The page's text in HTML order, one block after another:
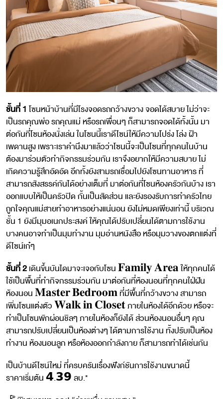
ชั้นที่ 1 โซนหน้าบ้านที่มีโรงจอดรถกว้างขวาง จอดได้สบาย ไม่ว่าจะ
เป็นรถคุณพ่อ รถคุณแม่ หรือรถเพื่อนๆ ก็สามารถจอดได้ทั้งนั้น มา
ต่อกันที่โซนห้องนั่งเล่น ในโซนนี้เราดีไซน์ให้มีความโปร่ง โล่ง ฝ้า
เพดานสูง เพราะเราคำนึงมาแล้วว่าโซนนี้จะเป็นโซนที่ทุกคนในบ้าน
ต้องมาร่วมตัวทำกิจกรรมร่วมกัน เราจึงอยากให้มีความสบาย ไม่
เกิดความรู้สึกอัดอัด อีกทั้งยังสามรถเชื่อมไปยังโซนทานอาหาร ที่
สามารถสังสรรค์กันได้อย่างเต็มที่ มาต่อกันที่โซนห้องครัวกันบ้าง เรา
ออกแบบให้เป็นครัวปิด กั้นเป็นสัดส่วน และยังรองรับการทำครัวไทย
ถูกใจคุณแม่สายทำอาหารอย่างแน่นอน ยังไม่หมดเพียงเท่านี้ บริเวณ
ชั้น 1 ยังมีมุมอเนกประสงค์ ให้คุณได้ปรับเปลี่ยนได้ตามการใช้งาน
บางคนอาจทำเป็นมุมทำงาน มุมอ่านหนังสือ หรือมุมวางของตกแต่งที่
ดีไซน์เก๋ๆ
ชั้นที่ 2เดินขึ้นบันไดมาจะเจอกับโซน 𝐅𝐚𝐦𝐢𝐥𝐲 𝐀𝐫𝐞𝐚 ให้ทุกคนได้
ใช้เป็นพื้นที่ทำกิจกรรมร่วมกัน มาต่อกันที่ห้องนอนที่ทุกคนใฝ่ฝัน
ห้องนอน 𝐌𝐚𝐬𝐭𝐞𝐫 𝐁𝐞𝐝𝐫𝐨𝐨𝐦 ที่มีพื้นที่กว้างขวาง สามารถ
เพิ่มโซนแต่งตัว 𝐖𝐚𝐥𝐤 𝐢𝐧 𝐂𝐥𝐨𝐬𝐞𝐭 ภายในห้องได้อีกด้วย หรือจะ
ทำเป็นโซนพักผ่อนชิลๆ ภายในห้องก็ยังได้ ส่วนห้องนอนอื่นๆ คุณ
สามารถปรับเปลี่ยนเป็นห้องต่างๆ ได้ตามการใช้งาน ทั้งปรับเป็นห้อง
ทำงาน ห้องนอนลูก หรือห้องออกกำลังกาย ก็สามารถทำได้เช่นกัน
เป็นบ้านดีไซน์ใหม่ ที่ครบครันเรื่องฟังก์ชันการใช้งานขนาดนี้
ราคาเริ่มต้น 𝟰.𝟯𝟵 ลบ.*